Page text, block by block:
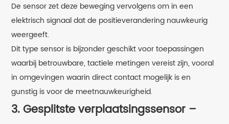
De sensor zet deze beweging vervolgens om in een
elektrisch signaal dat de positieverandering nauwkeurig
weergeeft.
Dit type sensor is bijzonder geschikt voor toepassingen
waarbij betrouwbare, tactiele metingen vereist zijn, vooral
in omgevingen waarin direct contact mogelijk is en
gunstig is voor de meetnauwkeurigheid.
3. Gesplitste verplaatsingssensor –